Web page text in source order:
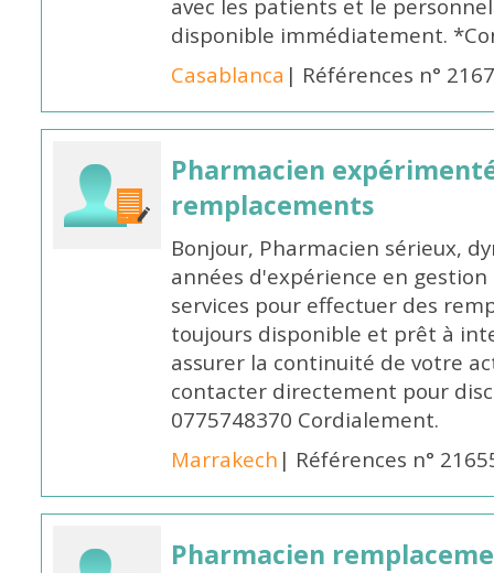
avec les patients et le
disponible immédiatement.
Casablanca | Références n°
Pharmacien
remplacements
Bonjour, Pharmacien sérieux,
années d'expérience en
services pour effectuer des
toujours disponible et prêt à
assurer la continuité de votre
contacter directement pour
0775748370 Cordialement.
Marrakech | Références n°
Pharmacien